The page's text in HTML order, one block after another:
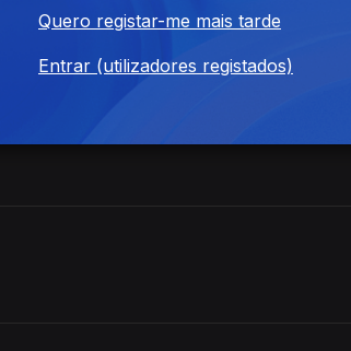
Quero registar-me mais tarde
Entrar (utilizadores registados)